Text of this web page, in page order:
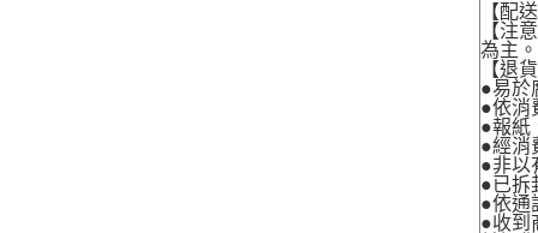
【配
【注
為主。
【退
●易於
●依消
●報紙
●經消
●非以
●已拆
●依通
●收到